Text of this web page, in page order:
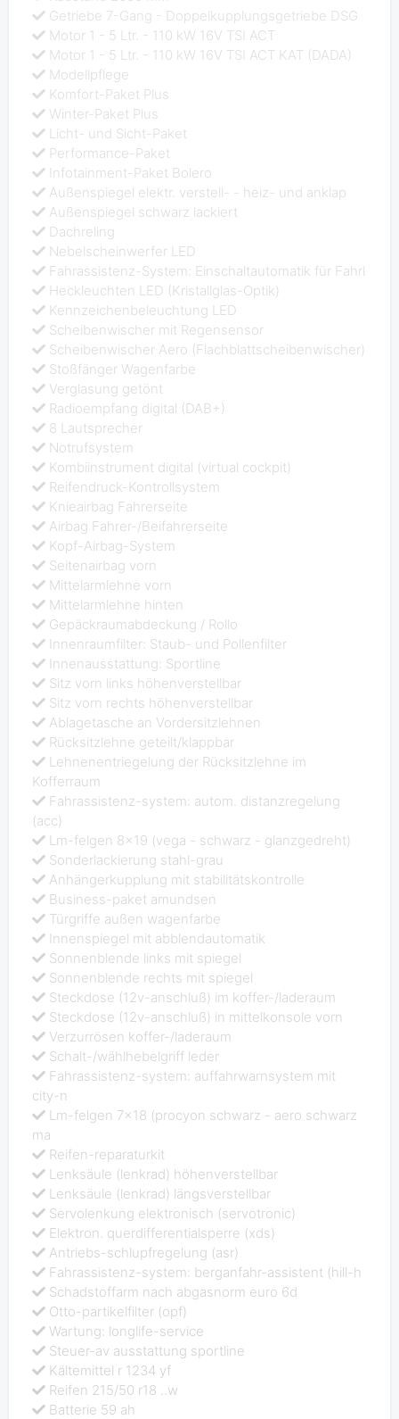
Getriebe 7-Gang - Doppelkupplungsgetriebe DSG
Motor 1 - 5 Ltr. - 110 kW 16V TSI ACT
Motor 1 - 5 Ltr. - 110 kW 16V TSI ACT KAT (DADA)
Modellpflege
Komfort-Paket Plus
Winter-Paket Plus
Licht- und Sicht-Paket
Performance-Paket
Infotainment-Paket Bolero
Außenspiegel elektr. verstell- - heiz- und anklap
Außenspiegel schwarz lackiert
Dachreling
Nebelscheinwerfer LED
Fahrassistenz-System: Einschaltautomatik für Fahrl
Heckleuchten LED (Kristallglas-Optik)
Kennzeichenbeleuchtung LED
Scheibenwischer mit Regensensor
Scheibenwischer Aero (Flachblattscheibenwischer)
Stoßfänger Wagenfarbe
Verglasung getönt
Radioempfang digital (DAB+)
8 Lautsprecher
Notrufsystem
Kombiinstrument digital (virtual cockpit)
Reifendruck-Kontrollsystem
Knieairbag Fahrerseite
Airbag Fahrer-/Beifahrerseite
Kopf-Airbag-System
Seitenairbag vorn
Mittelarmlehne vorn
Mittelarmlehne hinten
Gepäckraumabdeckung / Rollo
Innenraumfilter: Staub- und Pollenfilter
Innenausstattung: Sportline
Sitz vorn links höhenverstellbar
Sitz vorn rechts höhenverstellbar
Ablagetasche an Vordersitzlehnen
Rücksitzlehne geteilt/klappbar
Lehnenentriegelung der Rücksitzlehne im
Kofferraum
Fahrassistenz-system: autom. distanzregelung
(acc)
Lm-felgen 8x19 (vega - schwarz - glanzgedreht)
Sonderlackierung stahl-grau
Anhängerkupplung mit stabilitätskontrolle
Business-paket amundsen
Türgriffe außen wagenfarbe
Innenspiegel mit abblendautomatik
Sonnenblende links mit spiegel
Sonnenblende rechts mit spiegel
Steckdose (12v-anschluß) im koffer-/laderaum
Steckdose (12v-anschluß) in mittelkonsole vorn
Verzurrösen koffer-/laderaum
Schalt-/wählhebelgriff leder
Fahrassistenz-system: auffahrwarnsystem mit
city-n
Lm-felgen 7x18 (procyon schwarz - aero schwarz
ma
Reifen-reparaturkit
Lenksäule (lenkrad) höhenverstellbar
Lenksäule (lenkrad) längsverstellbar
Servolenkung elektronisch (servotronic)
Elektron. querdifferentialsperre (xds)
Antriebs-schlupfregelung (asr)
Fahrassistenz-system: berganfahr-assistent (hill-h
Schadstoffarm nach abgasnorm euro 6d
Otto-partikelfilter (opf)
Wartung: longlife-service
Steuer-av ausstattung sportline
Kältemittel r 1234 yf
Reifen 215/50 r18 ..w
Batterie 59 ah